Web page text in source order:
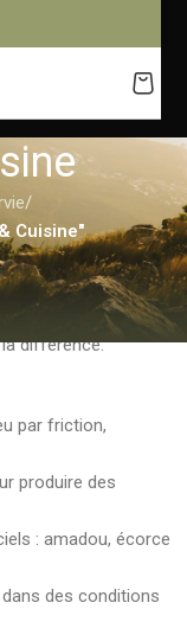
/
Cuisine"
essentielle en
ce soit pour se
démarrer un feu
différence.
par friction,
produire des
: amadou, écorce
des conditions